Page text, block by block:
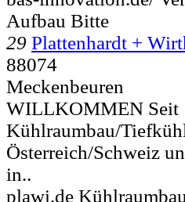
Aufbau Bitte
29 Plattenhardt +
88074
Meckenbeuren
WILLKOMMEN Seit
Kühlraumbau/
Österreich/Schweiz
in..
plawi.de